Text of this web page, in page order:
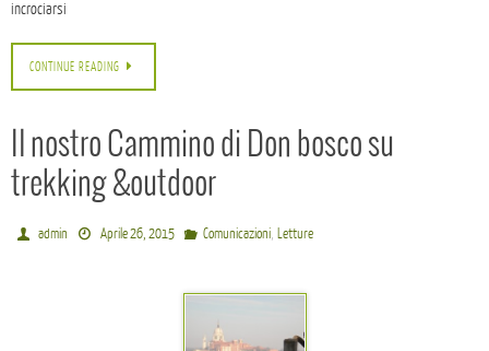
incrociarsi
CONTINUE READING
Il nostro Cammino di Don bosco su
trekking &outdoor
admin Aprile 26, 2015 Comunicazioni, Letture